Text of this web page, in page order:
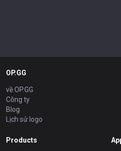
OP.GG
về OP.GG
Công ty
Blog
Lịch sử logo
Products